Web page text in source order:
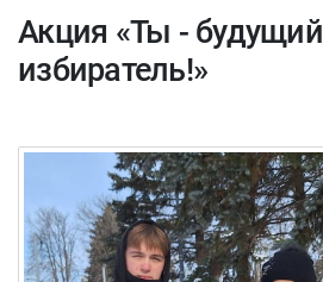
Акция «Ты - будущий
избиратель!»